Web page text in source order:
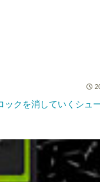
ックを消していくシュ